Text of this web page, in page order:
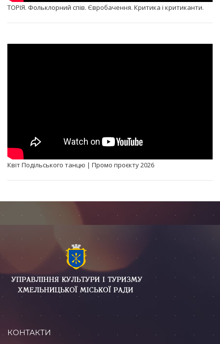
ТОРІЯ. Фольклорний спів. Євробачення. Критика і критиканти.
Квіт Подільського танцю | Промо проєкту 2026
КОНТАКТИ